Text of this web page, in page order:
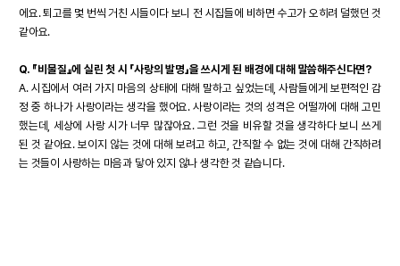
에요. 퇴고를 몇 번씩 거친 시들이다 보니 전 시집들에 비하면 수고가 오히려 덜했던 것
같아요.
Q. 『비물질』에 실린 첫 시 「사랑의 발명」을 쓰시게 된 배경에 대해 말씀해주신다면?
A. 시집에서 여러 가지 마음의 상태에 대해 말하고 싶었는데, 사람들에게 보편적인 감
정 중 하나가 사랑이라는 생각을 했어요. 사랑이라는 것의 성격은 어떨까에 대해 고민
했는데, 세상에 사랑 시가 너무 많잖아요. 그런 것을 비유할 것을 생각하다 보니 쓰게
된 것 같아요. 보이지 않는 것에 대해 보려고 하고, 간직할 수 없는 것에 대해 간직하려
는 것들이 사랑하는 마음과 닿아 있지 않나 생각한 것 같습니다.